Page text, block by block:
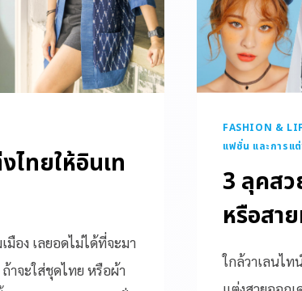
ทยให้อินเท
อง เลยอดไม่ได้ที่จะมา
าจะใส่ชุดไทย หรือผ้า
FASHION &
แฟชั่น และการแ
3 ลุคสว
หรือสา
ใกล้วาเลนไ